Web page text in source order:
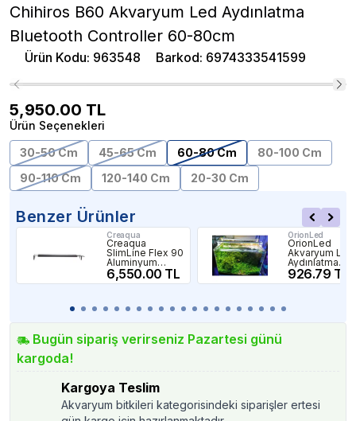
Chihiros B60 Akvaryum Led Aydınlatma
Bluetooth Controller 60-80cm
Ürün Kodu: 963548 Barkod: 6974333541599
5,950.00 TL
Ürün Seçenekleri
30-50 Cm
45-65 Cm 60-80 Cm
80-100 Cm
90-110 Cm
120-140 Cm 20-30 Cm
Benzer Ürünler
Creaqua
Creaqua
SlimLine Flex 90
Aluminyum
Siyah Kasa Led
Aydınlatma
6,550.00 TL
OrionLed
OrionLed
Akvaryum Led
Aydınlatma
Daylight 40Cm
3000K
926.79 TL
Bugün sipariş verirseniz Pazartesi günü
kargoda!
Kargoya Teslim
Akvaryum bitkileri kategorisindeki siparişler ertesi